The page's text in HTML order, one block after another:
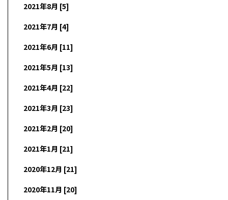
2021年8月 [5]
2021年7月 [4]
2021年6月 [11]
2021年5月 [13]
2021年4月 [22]
2021年3月 [23]
2021年2月 [20]
2021年1月 [21]
2020年12月 [21]
2020年11月 [20]